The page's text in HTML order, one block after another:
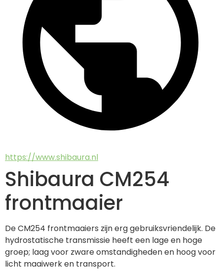
https://www.shibaura.nl
Shibaura CM254
frontmaaier
De CM254 frontmaaiers zijn erg gebruiksvriendelijk. De
hydrostatische transmissie heeft een lage en hoge
groep; laag voor zware omstandigheden en hoog voor
licht maaiwerk en transport.